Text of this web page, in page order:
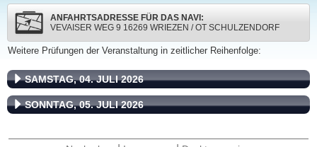
ANFAHRTSADRESSE FÜR DAS NAVI:
VEVAISER WEG 9 16269 WRIEZEN / OT SCHULZENDORF
Weitere Prüfungen der Veranstaltung in zeitlicher Reihenfolge:
SAMSTAG, 04. JULI 2026
SONNTAG, 05. JULI 2026